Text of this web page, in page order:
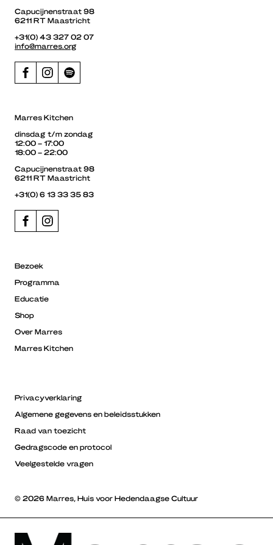
Capucijnenstraat 98
6211 RT Maastricht
+31(0) 43 327 02 07
info@marres.org
Marres Kitchen
dinsdag t/m zondag
12:00 – 17:00
18:00 – 22:00
Capucijnenstraat 98
6211 RT Maastricht
+31(0) 6 13 33 35 83
Bezoek
Programma
Educatie
Shop
Over Marres
Marres Kitchen
Privacyverklaring
Algemene gegevens en beleidsstukken
Raad van toezicht
Gedragscode en protocol
Veelgestelde vragen
© 2026 Marres, Huis voor Hedendaagse Cultuur